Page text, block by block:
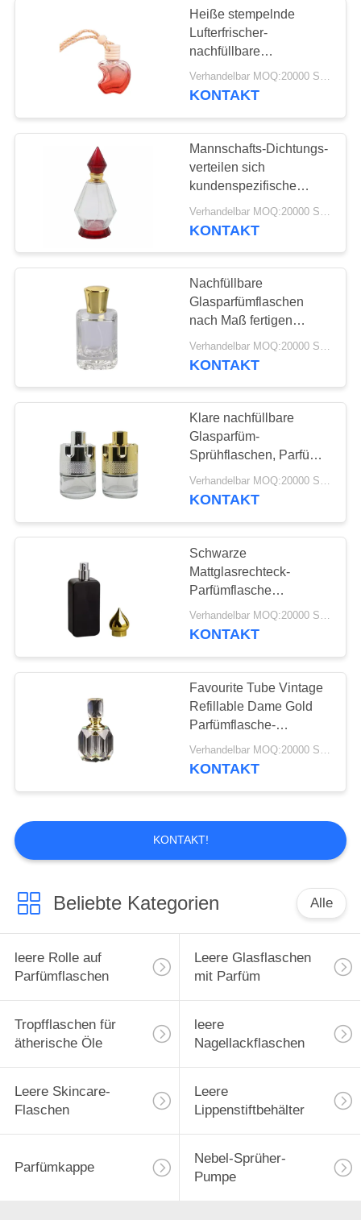
Heiße stempelnde
Lufterfrischer-
nachfüllbare
Glasparfümflasche 50ml
Verhandelbar MOQ:20000 Stück
KONTAKT
Mannschafts-Dichtungs-
verteilen sich
kundenspezifische
Glasparfümflasche-
Siebdruck-Oberfläche
KONTAKT
Nachfüllbare
Glasparfümflaschen
nach Maß fertigen
Kappen/Sprüher
besonders an
KONTAKT
Klare nachfüllbare
Glasparfüm-
Sprühflaschen, Parfüm-
Nachfüllungs-Flasche
des Auto-100ml
Verhandelbar MOQ:20000 Stück
KONTAKT
Schwarze
Mattglasrechteck-
Parfümflasche
nachfüllbar mit
Schrauben-Goldkappe
Verhandelbar MOQ:20000 Stück
KONTAKT
Favourite Tube Vintage
Refillable Dame Gold
Parfümflasche-
10ml/Rosa-Farbe
Verhandelbar MOQ:20000 Stück
KONTAKT
KONTAKT!
Beliebte Kategorien Alle
leere Rolle auf
Parfümflaschen
Leere Glasflaschen
mit Parfüm
Tropfflaschen für
ätherische Öle
leere
Nagellackflaschen
Leere Skincare-
Flaschen
Leere
Lippenstiftbehälter
Parfümkappe
Nebel-Sprüher-
Pumpe